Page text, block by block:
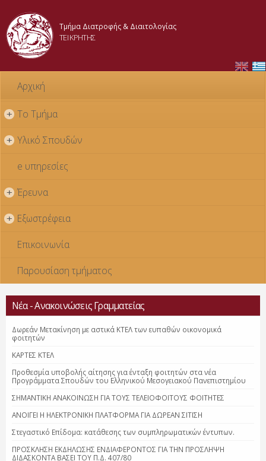
κυρίως
Τμήμα Διατροφής & Διαιτολογίας
ΤΕΙ ΚΡΗΤΗΣ
Αρχική
+ Το Τμήμα
+ Υλικό Σπουδών
e υπηρεσίες
+ Έρευνα
+ Εξωστρέφεια
Επικοινωνία
Παρουσίαση τμήματος
Νέα - Ανακοινώσεις Γραμματείας
Δωρεάν Μετακίνηση με αστικά ΚΤΕΛ των ευπαθών οικονομικά
φοιτητών
ΚΑΡΤΕΣ ΚΤΕΛ
Προθεσμία υποβολής αίτησης για ένταξη φοιτητών στα νέα
Προγράμματα Σπουδών του Ελληνικού Μεσογειακού Πανεπιστημίου
ΣΗΜΑΝΤΙΚΗ ΑΝΑΚΟΙΝΩΣΗ ΓΙΑ ΤΟΥΣ ΤΕΛΕΙΟΦΟΙΤΟΥΣ ΦΟΙΤΗΤΕΣ
ΑΝΟΙΓΕΙ Η ΗΛΕΚΤΡΟΝΙΚΗ ΠΛΑΤΦΟΡΜΑ ΓΙΑ ΔΩΡΕΑΝ ΣΙΤΙΣΗ
Στεγαστικό Επίδομα: κατάθεσης των συμπληρωματικών έντυπων.
ΠΡΟΣΚΛΗΣΗ ΕΚΔΗΛΩΣΗΣ ΕΝΔΙΑΦΕΡΟΝΤΟΣ ΓΙΑ ΤΗΝ ΠΡΟΣΛΗΨΗ
ΔΙΔΑΣΚΟΝΤΑ ΒΑΣΕΙ ΤΟΥ Π.Δ. 407/80